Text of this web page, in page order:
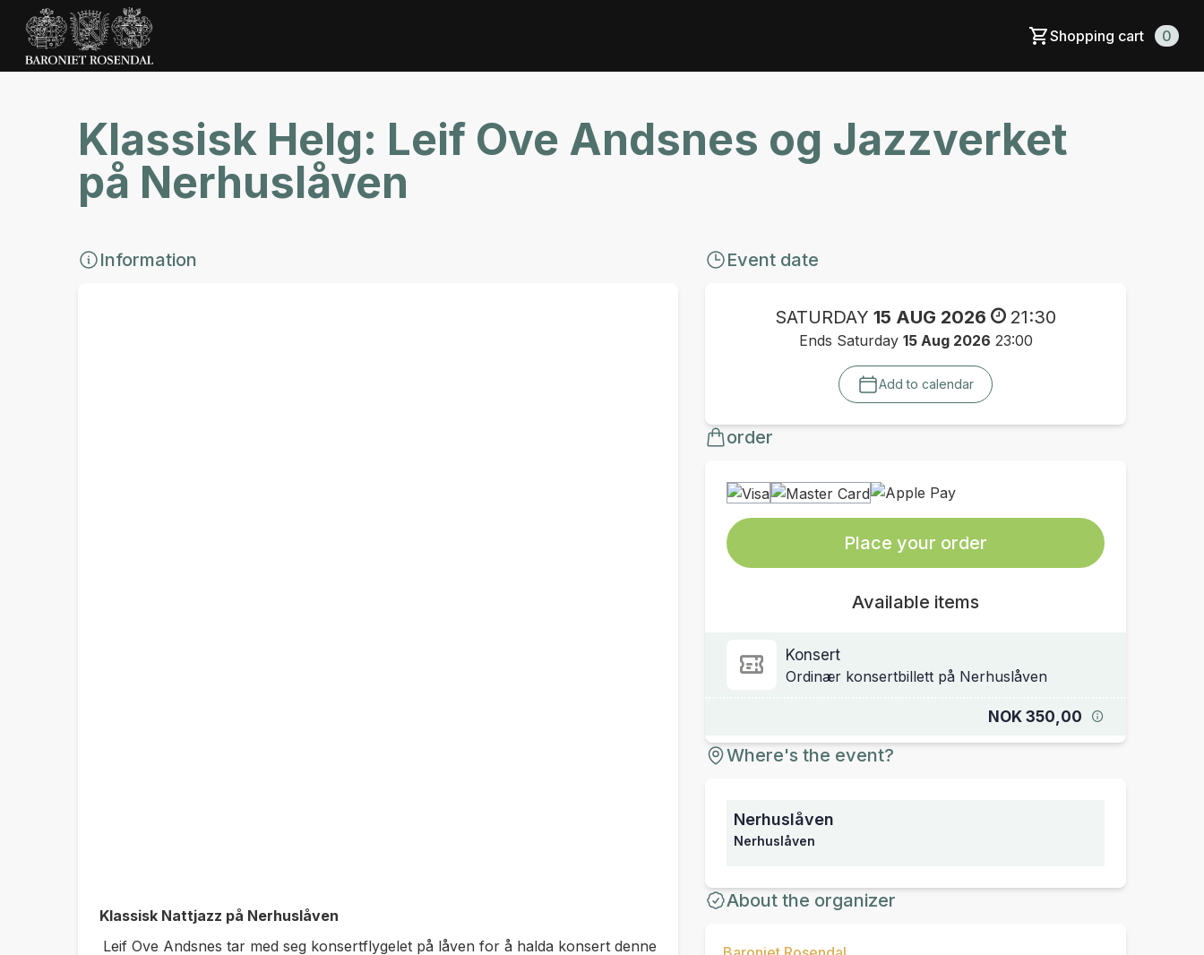
Shopping cart 0
Klassisk Helg: Leif Ove Andsnes og Jazzverket
på Nerhuslåven
Information
Klassisk Nattjazz på Nerhuslåven
Leif Ove Andsnes tar med seg konsertflygelet på låven for å halda konsert denne
Event date
SATURDAY 15 AUG 2026 21:30
Ends Saturday 15 Aug 2026 23:00
Add to calendar
order
Place your order
Available items
Konsert
Ordinær konsertbillett på Nerhuslåven
NOK 350,00
Where's the event?
Nerhuslåven
Nerhuslåven
About the organizer